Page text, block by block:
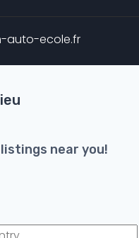
auto-ecole.fr
near you!